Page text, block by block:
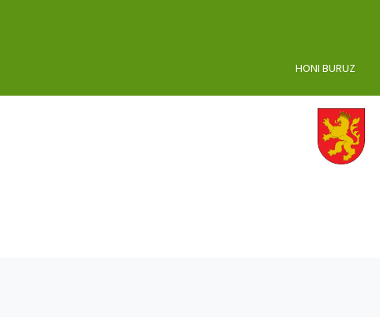
HONI BURUZ